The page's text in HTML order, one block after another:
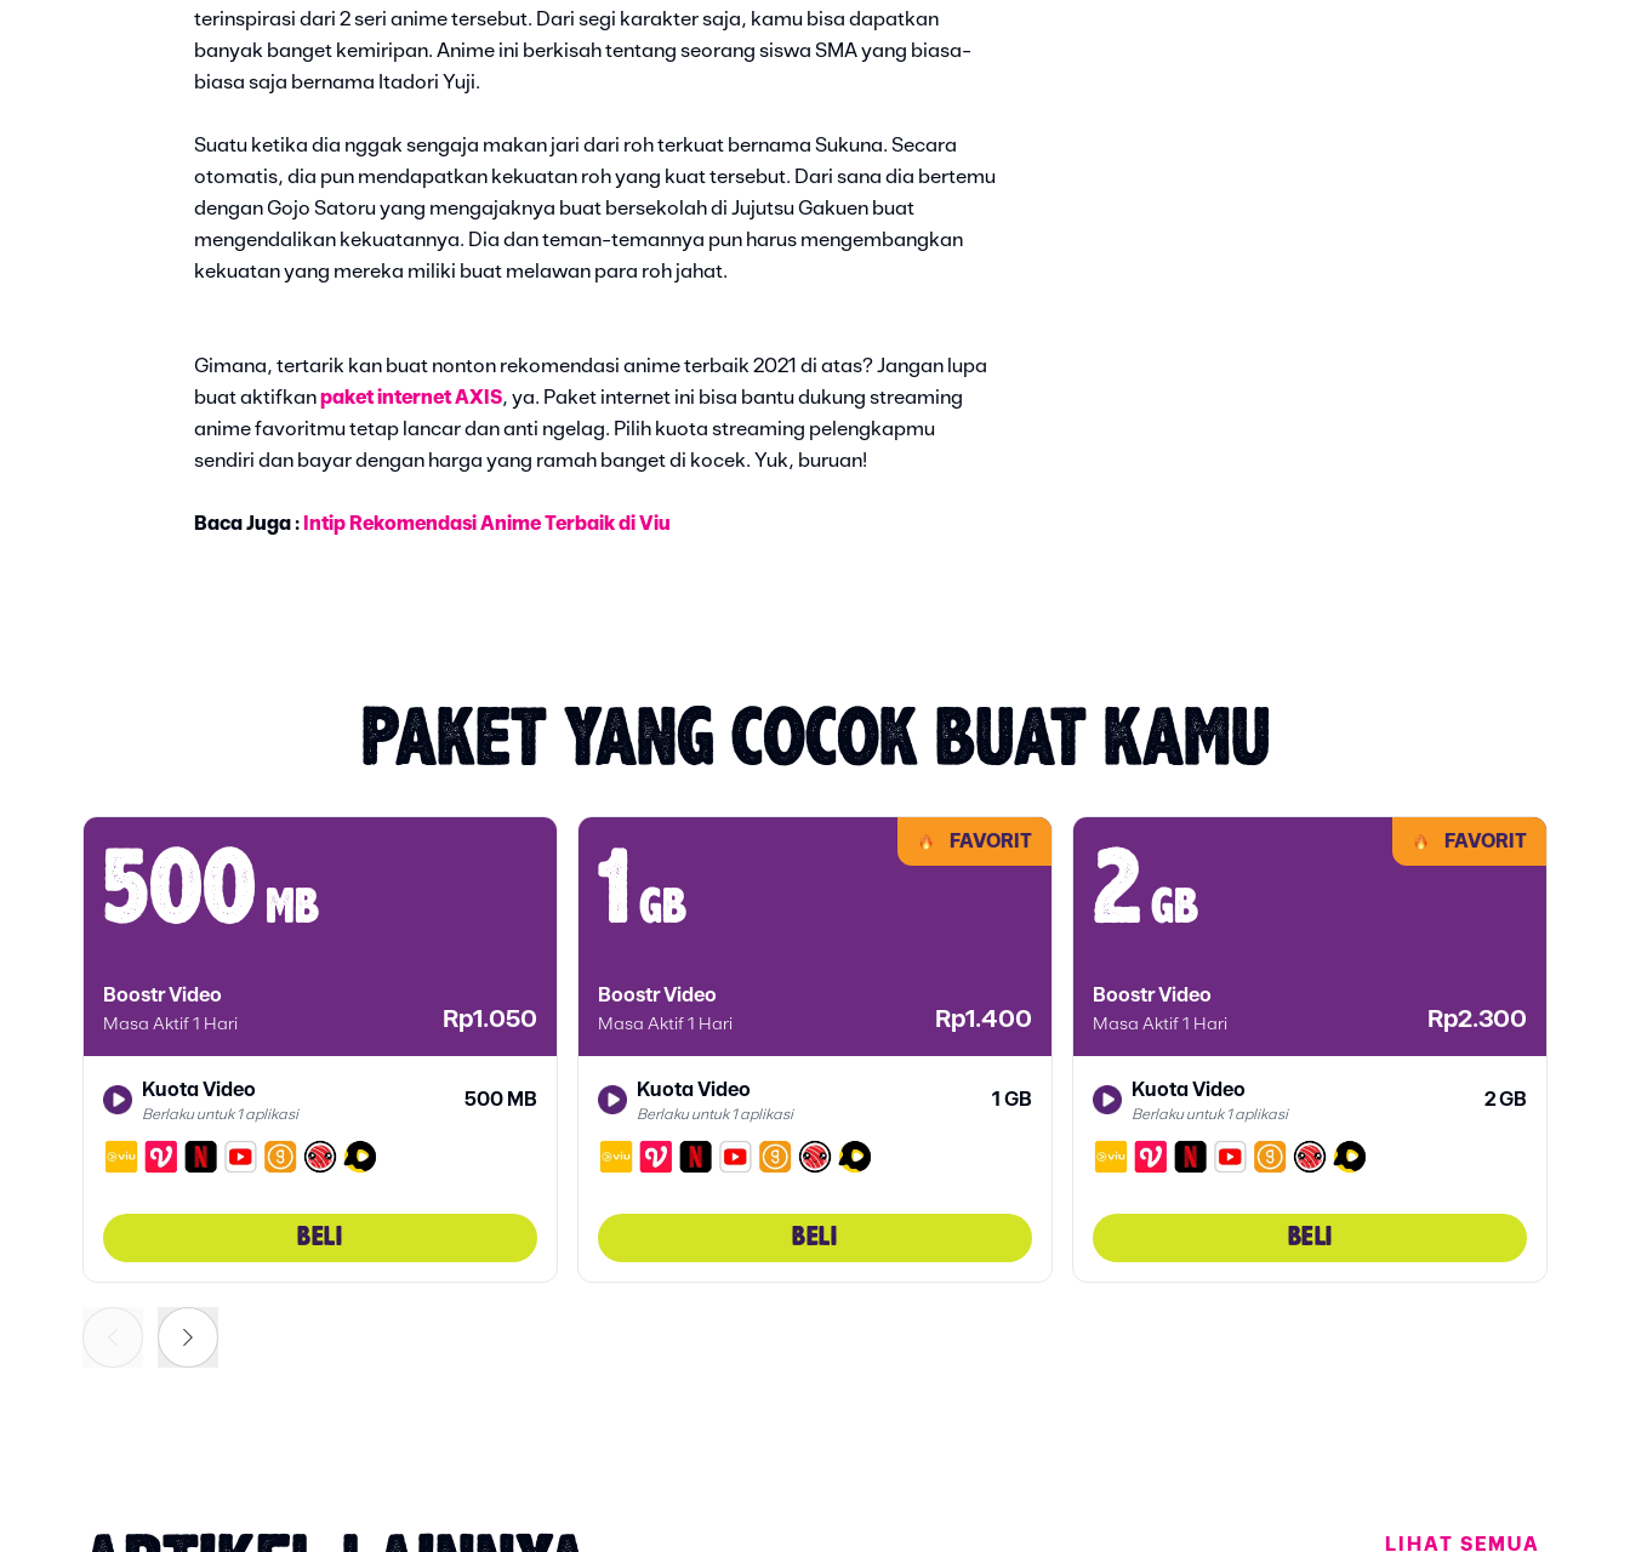
terinspirasi dari 2 seri anime tersebut. Dari segi karakter saja, kamu bisa dapatkan
banyak banget kemiripan. Anime ini berkisah tentang seorang siswa SMA yang biasa-
biasa saja bernama Itadori Yuji.
Suatu ketika dia nggak sengaja makan jari dari roh terkuat bernama Sukuna. Secara
otomatis, dia pun mendapatkan kekuatan roh yang kuat tersebut. Dari sana dia bertemu
dengan Gojo Satoru yang mengajaknya buat bersekolah di Jujutsu Gakuen buat
mengendalikan kekuatannya. Dia dan teman-temannya pun harus mengembangkan
kekuatan yang mereka miliki buat melawan para roh jahat.
Gimana, tertarik kan buat nonton rekomendasi anime terbaik 2021 di atas? Jangan lupa
buat aktifkanpaket internet AXIS, ya. Paket internet ini bisa bantu dukung streaming
anime favoritmu tetap lancar dan anti ngelag. Pilih kuota streaming pelengkapmu
sendiri dan bayar dengan harga yang ramah banget di kocek. Yuk, buruan!
Baca Juga : Intip Rekomendasi Anime Terbaik di Viu
PAKET YANG COCOK BUAT KAMU
500 mb
Boostr Video
Masa Aktif 1 Hari Rp1.050
Kuota Video
Berlaku untuk 1 aplikasi
500 MB
BELI
FAVORIT
1 gb
Boostr Video
Masa Aktif 1 Hari Rp1.400
Kuota Video
Berlaku untuk 1 aplikasi
1 GB
BELI
FAVORIT
2 gb
Boostr Video
Masa Aktif 1 Hari Rp2.300
Kuota Video
Berlaku untuk 1 aplikasi
2 GB
BELI
LIHAT SEMUA